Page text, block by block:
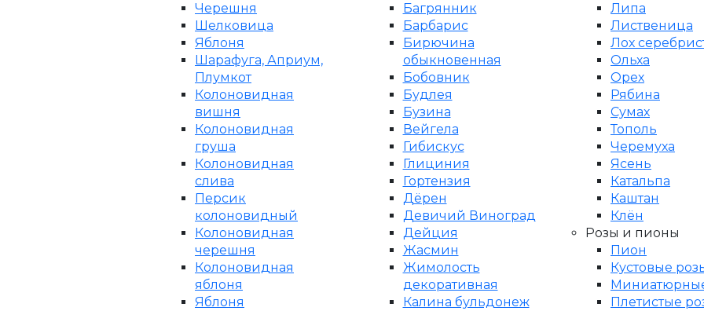
Черешня
Шелковица
Яблоня
Шарафуга, Априум,
Плумкот
Колоновидная
вишня
Колоновидная
груша
Колоновидная
слива
Персик
колоновидный
Колоновидная
черешня
Колоновидная
яблоня
Яблоня
Багрянник
Барбарис
Бирючина
обыкновенная
Бобовник
Будлея
Бузина
Вейгела
Гибискус
Глициния
Гортензия
Дёрен
Девичий Виноград
Дейция
Жасмин
Жимолость
декоративная
Калина бульдонеж
Липа
Лиственица
Лох
Ольха
Орех
Рябина
Сумах
Тополь
Черемуха
Ясень
Катальпа
Каштан
Клён
Розы и пионы
Пион
Кустовые
Плетистые